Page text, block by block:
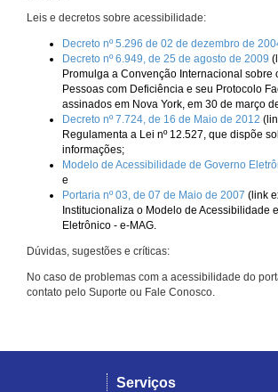
Leis e decretos sobre acessibilidade:
Decreto nº 5.296 de 02 de dezembro de
Decreto nº 6.949, de 25 de agosto de 2009
Promulga a Convenção Internacional sobre
Pessoas com Deficiência e seu Protocolo
assinados em Nova York, em 30 de março
Decreto nº 7.724, de 16 de Maio de 2012
Regulamenta a Lei nº 12.527, que dispõe
informações;
Modelo de Acessibilidade de Governo
e
Portaria nº 03, de 07 de Maio de 2007 (link
Institucionaliza o Modelo de Acessibilidade
Eletrônico - e-MAG.
Dúvidas, sugestões e críticas:
No caso de problemas com a acessibilidade do
contato pelo Suporte ou Fale Conosco.
Serviços